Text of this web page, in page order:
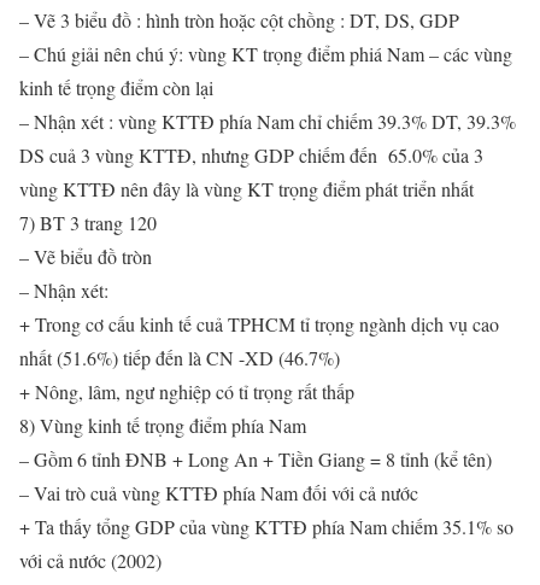
– Vẽ 3 biểu đồ : hình tròn hoặc cột chồng : DT, DS, GDP
– Chú giải nên chú ý: vùng KT trọng điểm phiá Nam – các vùng
kinh tế trọng điểm còn lại
– Nhận xét : vùng KTTĐ phía Nam chỉ chiếm 39.3% DT, 39.3%
DS cuả 3 vùng KTTĐ, nhưng GDP chiếm đến 65.0% của 3
vùng KTTĐ nên đây là vùng KT trọng điểm phát triển nhất
7) BT 3 trang 120
– Vẽ biểu đồ tròn
– Nhận xét:
+ Trong cơ cấu kinh tế cuả TPHCM tỉ trọng ngành dịch vụ cao
nhất (51.6%) tiếp đến là CN -XD (46.7%)
+ Nông, lâm, ngư nghiệp có tỉ trọng rất thấp
8) Vùng kinh tế trọng điểm phía Nam
– Gồm 6 tỉnh ĐNB + Long An + Tiền Giang = 8 tỉnh (kể tên)
– Vai trò cuả vùng KTTĐ phía Nam đối với cả nước
+ Ta thấy tổng GDP của vùng KTTĐ phía Nam chiếm 35.1% so
với cả nước (2002)